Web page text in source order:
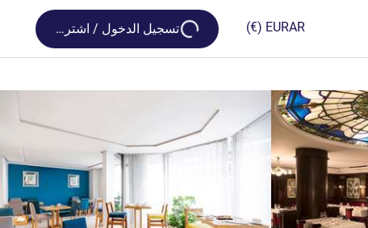
AR
EUR
(€)
Loading...
تسجيل الدخول / اشترك